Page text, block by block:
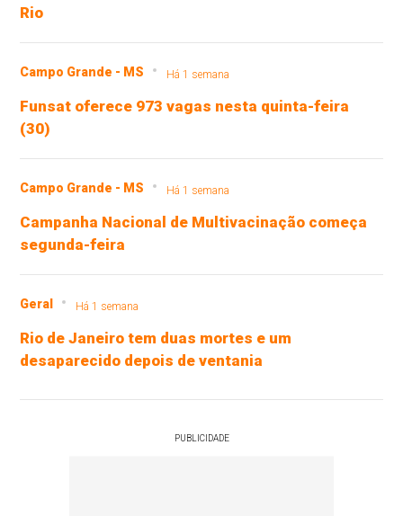
Rio
Campo Grande - MS Há 1 semana
Funsat oferece 973 vagas nesta quinta-feira
(30)
Campo Grande - MS Há 1 semana
Campanha Nacional de Multivacinação começa
segunda-feira
Geral Há 1 semana
Rio de Janeiro tem duas mortes e um
desaparecido depois de ventania
PUBLICIDADE